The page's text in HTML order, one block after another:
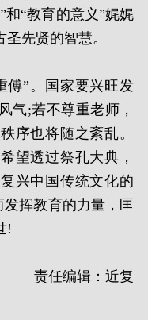
和“教育的意义”娓娓
先贤的智慧。
傅”。国家要兴旺发
气;若不尊重老师，
序也将随之紊乱。
望透过祭孔大典，
兴中国传统文化的
挥教育的力量，匡
!
责任编辑：近复